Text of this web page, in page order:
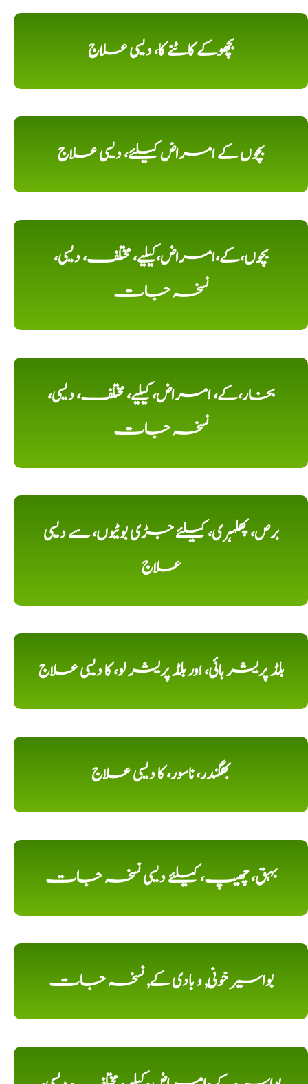
بچھوکے کاٹنے کا، دیسی علاج
بچوں کے امراض کیلئے، دیسی علاج
بچوں،کے،امراض،کیلیے، مختلف، دیسی،
نسخہ جات
بخار،کے، امراض، کیلیے، مختلف، دیسی،
نسخہ جات
برص، پھلہری، کیلئے جڑی بوٹیوں، سے دیسی
علاج
بلڈ پریشر ہائی، اور بلڈ پریشر لو، کا دیسی علاج
بھگندر، ناسور، کا دیسی علاج
بہق، چھیپ، کیلئے دیسی نسخہ جات
بواسیر خونی, و بادی کے, نسخہ جات